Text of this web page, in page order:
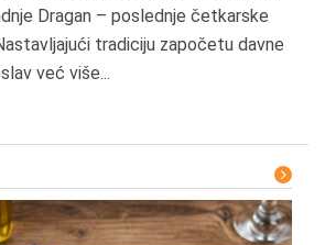
Dragan – poslednje četkarske
tradiciju započetu davne
već više...